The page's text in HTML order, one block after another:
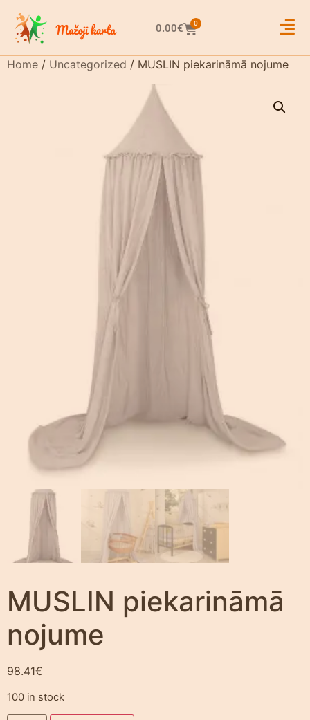
0.00€ 0
Home / Uncategorized / MUSLIN piekarināmā nojume
MUSLIN piekarināmā
nojume
98.41€
100 in stock